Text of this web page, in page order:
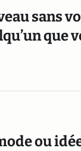
sans
que
ou